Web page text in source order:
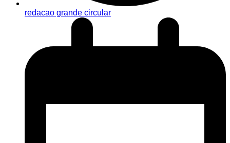
redacao grande circular